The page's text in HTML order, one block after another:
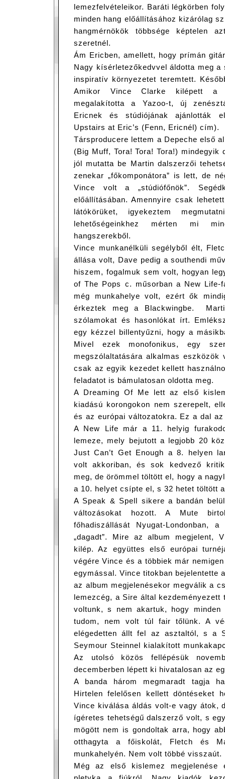
lemezfelvételeikor. Baráti légkörben
minden hang előállításához kizárólag
hangmérnökök többsége képtelen
szeretnél.
Ám Ericben, amellett, hogy prímán
Nagy kísérletezőkedvvel áldotta meg
inspiratív környezetet teremtett.
Amikor Vince Clarke kilépett a
megalakította a Yazoo-t, új
Ericnek és stúdiójának ajánlották
Upstairs at Eric’s (Fenn, Ericnél) cím).
Társproducere lettem a Depeche első
(Big Muff, Tora! Tora! Tora!)
jól mutatta be Martin dalszerzői
zenekar „főkomponátora” is lett, de
Vince volt a „stúdiófőnök”.
előállításában. Amennyire csak
látókörüket, igyekeztem
lehetőségeinkhez mérten mi
hangszerekből.
Vince munkanélküli segélyből élt,
állása volt, Dave pedig a southendi
hiszem, fogalmuk sem volt, hogyan
of The Pops c. műsorban a New Life-
még munkahelye volt, ezért ők
érkeztek meg a Blackwingbe.
szólamokat és hasonlókat írt.
egy kézzel billentyűzni, hogy a
Mivel ezek monofonikus, egy
megszólaltatására alkalmas eszközök
csak az egyik kezedet kellett
feladatot is bámulatosan oldotta meg.
A Dreaming Of Me lett az első
kiadású korongokon nem szerepelt,
és az európai változatokra. Ez a dal
A New Life már a 11. helyig
lemeze, mely bejutott a legjobb 20
Just Can’t Get Enough a 8. helyen
volt akkoriban, és sok kedvező
meg, de örömmel töltött el, hogy a
a 10. helyet csípte el, s 32 hetet töltött
A Speak & Spell sikere a bandán
változásokat hozott. A Mute
főhadiszállását Nyugat-Londonban,
„dagadt”. Mire az album megjelent,
kilép. Az együttes első európai
végére Vince és a többiek már
egymással. Vince titokban bejelentette
az album megjelenésekor megválik a
lemezcég, a Sire által kezdeményezett
voltunk, s nem akartuk, hogy
tudom, nem volt túl fair tőlünk. A
elégedetten állt fel az asztaltól, s a
Seymour Steinnel kialakított
Az utolsó közös fellépésük
decemberben lépett ki hivatalosan az
A banda három megmaradt tagja
Hirtelen felelősen kellett döntéseket
Vince kiválása áldás volt-e vagy átok,
ígéretes tehetségű dalszerző volt, s
mögött nem is gondoltak arra, hogy
otthagyta a főiskolát, Fletch és
munkahelyén. Nem volt többé visszaút.
Még az első kislemez megjelenése